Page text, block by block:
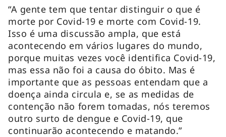
“A gente tem que tentar distinguir o que é
morte por Covid-19 e morte com Covid-19.
Isso é uma discussão ampla, que está
acontecendo em vários lugares do mundo,
porque muitas vezes você identifica Covid-19,
mas essa não foi a causa do óbito. Mas é
importante que as pessoas entendam que a
doença ainda circula e, se as medidas de
contenção não forem tomadas, nós teremos
outro surto de dengue e Covid-19, que
continuarão acontecendo e matando.”